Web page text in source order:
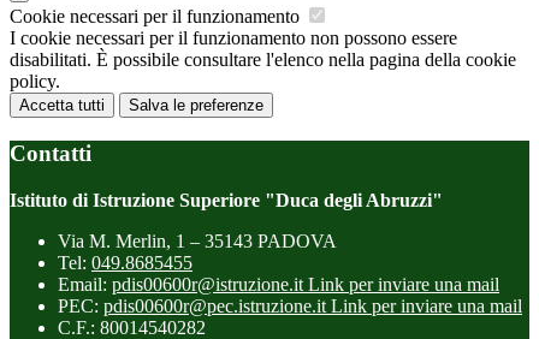
Cookie necessari per il funzionamento
I cookie necessari per il funzionamento non possono essere
disabilitati. È possibile consultare l'elenco nella pagina della cookie
policy.
Accetta tutti Salva le preferenze
Contatti
Istituto di Istruzione Superiore "Duca degli Abruzzi"
Via M. Merlin, 1 – 35143 PADOVA
Tel: 049.8685455
Email: pdis00600r@istruzione.it Link per inviare una mail
PEC: pdis00600r@pec.istruzione.it Link per inviare una mail
C.F.: 80014540282